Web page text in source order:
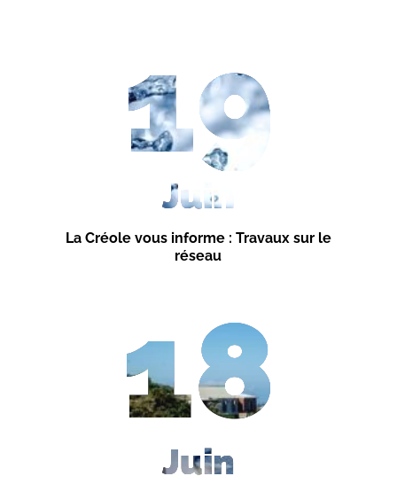
La Créole vous informe : Travaux sur le
réseau
19
Juin
18
Juin